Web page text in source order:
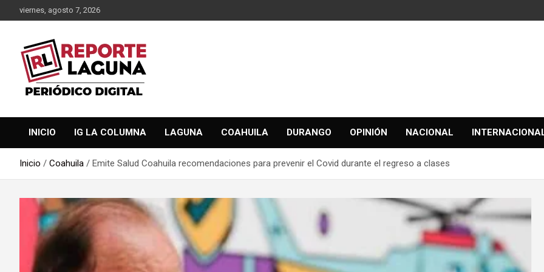
al
viernes, agosto 7, 2026
Reporte Laguna
INICIO IG LA COLUMNA LAGUNA COAHUILA DURANGO OPINIÓN NACIONAL
Inicio Coahuila Emite Salud Coahuila recomendaciones para prevenir el Covid durante el regreso a clases